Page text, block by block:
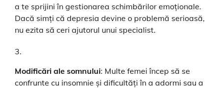
a te sprijini în gestionarea schimbărilor emoționale.
Dacă simți că depresia devine o problemă serioasă,
nu ezita să ceri ajutorul unui specialist.
Modificări ale somnului: Multe femei încep să se
confrunte cu insomnie și dificultăți în a adormi sau a